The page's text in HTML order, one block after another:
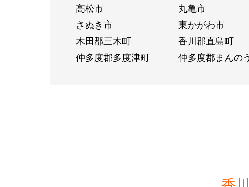
高松市 丸亀市
さぬき市
東かがわ市
木田郡三木町
香川郡直島町
仲多度郡多度津町
仲多度郡まんの